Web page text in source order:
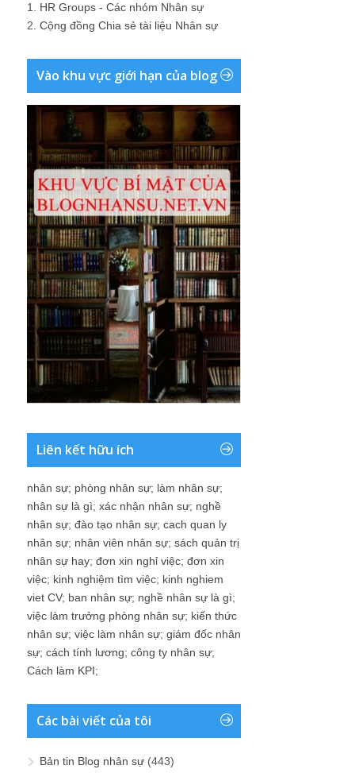
1. HR Groups - Các nhóm Nhân sự
2. Cộng đồng Chia sẻ tài liệu Nhân sự
Vào khu vực giới hạn của blog
Liên kết hữu ích
nhân sự; phòng nhân sự; làm nhân sự;
nhân sự là gì; xác nhận nhân sự; nghề
nhân sự; đào tạo nhân sự; cach quan ly
nhân sự; nhân viên nhân sự; sách quản trị
nhân sự hay; đơn xin nghỉ việc; đơn xin
việc; kinh nghiệm tìm việc; kinh nghiem
viet CV; ban nhân sự; nghề nhân sự là gì;
việc làm trưởng phòng nhân sự; kiến thức
nhân sự; việc làm nhân sự; giám đốc nhân
sự; cách tính lương; công ty nhân sự;
Cách làm KPI;
Các bài viết của tôi
Bản tin Blog nhân sự (443)